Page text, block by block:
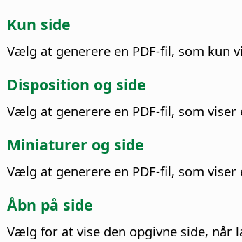
Kun side
Vælg at generere en PDF-fil, som kun
Disposition og side
Vælg at generere en PDF-fil, som
Miniaturer og side
Vælg at generere en PDF-fil, som
Åbn på side
Vælg for at vise den opgivne side, når